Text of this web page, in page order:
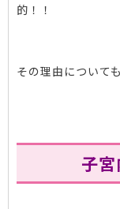
的！！
その理由について
子